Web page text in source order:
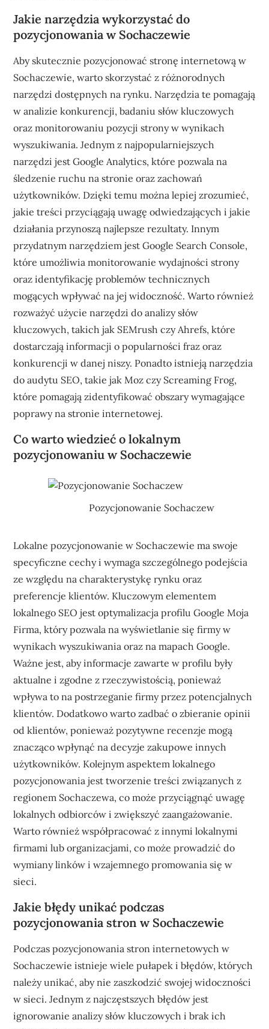
Jakie narzędzia wykorzystać do
pozycjonowania w Sochaczewie
Aby skutecznie pozycjonować stronę internetową w
Sochaczewie, warto skorzystać z różnorodnych
narzędzi dostępnych na rynku. Narzędzia te pomagają
w analizie konkurencji, badaniu słów kluczowych
oraz monitorowaniu pozycji strony w wynikach
wyszukiwania. Jednym z najpopularniejszych
narzędzi jest Google Analytics, które pozwala na
śledzenie ruchu na stronie oraz zachowań
użytkowników. Dzięki temu można lepiej zrozumieć,
jakie treści przyciągają uwagę odwiedzających i jakie
działania przynoszą najlepsze rezultaty. Innym
przydatnym narzędziem jest Google Search Console,
które umożliwia monitorowanie wydajności strony
oraz identyfikację problemów technicznych
mogących wpływać na jej widoczność. Warto również
rozważyć użycie narzędzi do analizy słów
kluczowych, takich jak SEMrush czy Ahrefs, które
dostarczają informacji o popularności fraz oraz
konkurencji w danej niszy. Ponadto istnieją narzędzia
do audytu SEO, takie jak Moz czy Screaming Frog,
które pomagają zidentyfikować obszary wymagające
poprawy na stronie internetowej.
Co warto wiedzieć o lokalnym
pozycjonowaniu w Sochaczewie
Pozycjonowanie Sochaczew
Lokalne pozycjonowanie w Sochaczewie ma swoje
specyficzne cechy i wymaga szczególnego podejścia
ze względu na charakterystykę rynku oraz
preferencje klientów. Kluczowym elementem
lokalnego SEO jest optymalizacja profilu Google Moja
Firma, który pozwala na wyświetlanie się firmy w
wynikach wyszukiwania oraz na mapach Google.
Ważne jest, aby informacje zawarte w profilu były
aktualne i zgodne z rzeczywistością, ponieważ
wpływa to na postrzeganie firmy przez potencjalnych
klientów. Dodatkowo warto zadbać o zbieranie opinii
od klientów, ponieważ pozytywne recenzje mogą
znacząco wpłynąć na decyzje zakupowe innych
użytkowników. Kolejnym aspektem lokalnego
pozycjonowania jest tworzenie treści związanych z
regionem Sochaczewa, co może przyciągnąć uwagę
lokalnych odbiorców i zwiększyć zaangażowanie.
Warto również współpracować z innymi lokalnymi
firmami lub organizacjami, co może prowadzić do
wymiany linków i wzajemnego promowania się w
sieci.
Jakie błędy unikać podczas
pozycjonowania stron w Sochaczewie
Podczas pozycjonowania stron internetowych w
Sochaczewie istnieje wiele pułapek i błędów, których
należy unikać, aby nie zaszkodzić swojej widoczności
w sieci. Jednym z najczęstszych błędów jest
ignorowanie analizy słów kluczowych i brak ich